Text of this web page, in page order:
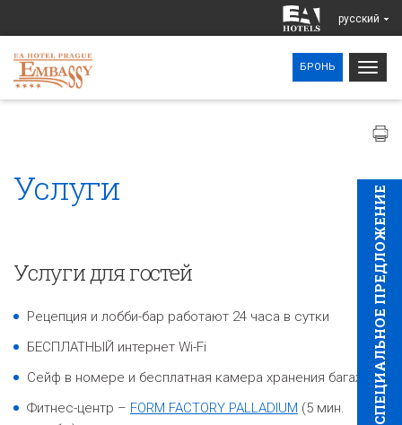
pусский
БРОНЬ
CПЕЦИAЛЬНОЕ ПРЕДЛОЖЕНИЕ
Услуги
Услуги для гостей
Рецепция и лобби-бар работают 24 часа в сутки
БЕСПЛАТНЫЙ интернет Wi-Fi
Сейф в номере и бесплатная камера хранения багажа
Фитнес-центр – FORM FACTORY PALLADIUM (5 мин.